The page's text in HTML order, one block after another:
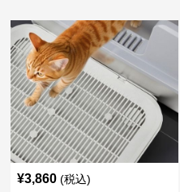
¥3,860 (税込)